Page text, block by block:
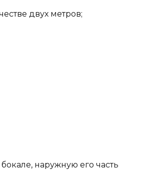
двух метров;
наружную его часть